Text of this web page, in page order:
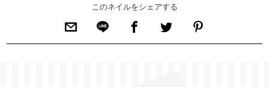
このネイルをシェアする